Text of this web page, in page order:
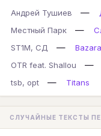
Андрей Тушиев —
Местный Парк
—
ST1M, СД
—
OTR feat. Shallou
—
tsb, opt
— Titans
СЛУЧАЙНЫЕ ТЕКСТЫ